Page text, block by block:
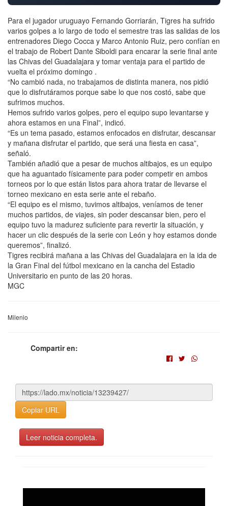
Para el jugador uruguayo Fernando Gorriarán, Tigres ha sufrido
varios golpes a lo largo de todo el semestre tras las salidas de los
entrenadores Diego Cocca y Marco Antonio Ruiz, pero confían en
el trabajo de Robert Dante Siboldi para encarar la serie final ante
las Chivas del Guadalajara y tomar ventaja para el partido de
vuelta el próximo domingo .
“No cambió nada, no trabajamos de distinta manera, nos pidió
que lo disfrutáramos porque sabe lo que nos costó, sabe que
sufrimos muchos.
Hemos sufrido varios golpes, pero el equipo supo levantarse y
ahora estamos en una Final”, indicó.
“Es un tema pasado, estamos enfocados en disfrutar, descansar
y mañana disfrutar el partido, que será una fiesta en casa”,
señaló.
También añadió que a pesar de muchos altibajos, es un equipo
que ha aguantado físicamente para poder competir en ambos
torneos por lo que están listos para ahora tratar de llevarse el
torneo mexicano en esta serie ante el rebaño.
“El equipo es el mismo, tuvimos altibajos, veníamos de tener
muchos partidos, de viajes, sin poder descansar bien, pero el
equipo tuvo la madurez suficiente para revertir la situación, y
hacer un clic después de la serie con León y hoy estamos donde
queremos”, finalizó.
Tigres recibirá mañana a las Chivas del Guadalajara en la ida de
la Gran Final del fútbol mexicano en la cancha del Estadio
Universitario en punto de las 20 horas.
MGC
Milenio
Compartir en:
Copiar URL
Leer noticia completa.